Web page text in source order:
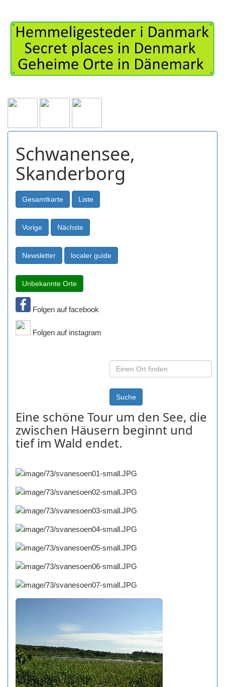
Schwanensee,
Skanderborg
Folgen auf facebook
Folgen auf instagram
Eine schöne Tour um den See, die
zwischen Häusern beginnt und
tief im Wald endet.